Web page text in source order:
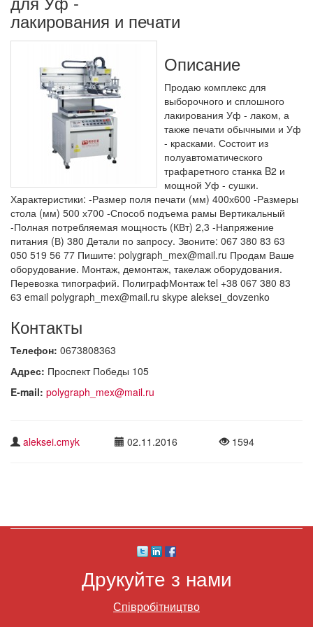
лакирования и печати
Описание
Продаю комплекс для
выборочного и сплошного
лакирования Уф - лаком, а
также печати обычными и Уф
- красками. Состоит из
полуавтоматического
трафаретного станка B2 и
мощной Уф - сушки.
Характеристики: -Размер поля печати (мм) 400х600 -Размеры
стола (мм) 500 х700 -Способ подъема рамы Вертикальный
-Полная потребляемая мощность (КВт) 2,3 -Напряжение
питания (В) 380 Детали по запросу. Звоните: 067 380 83 63
050 519 56 77 Пишите: polygraph_mex@mail.ru Продам Ваше
оборудование. Монтаж, демонтаж, такелаж оборудования.
Перевозка типографий. ПолиграфМонтаж tel +38 067 380 83
63 email polygraph_mex@mail.ru skype aleksei_dovzenko
Контакты
Телефон: 0673808363
Адрес: Проспект Победы 105
E-mail: polygraph_mex@mail.ru
aleksei.cmyk 02.11.2016 1594
Друкуйте з нами
Співробітництво